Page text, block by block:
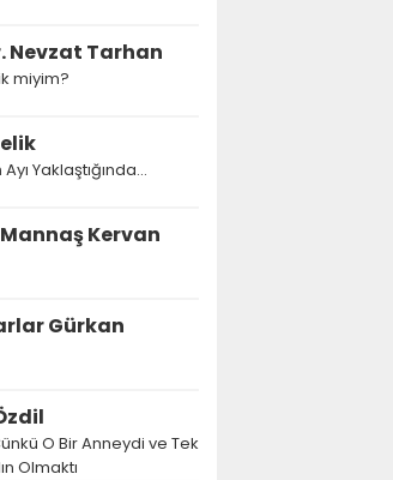
Nevzat Tarhan
miyim?
Yaklaştığında...
Kervan
Gürkan
O Bir Anneydi ve Tek
Olmaktı